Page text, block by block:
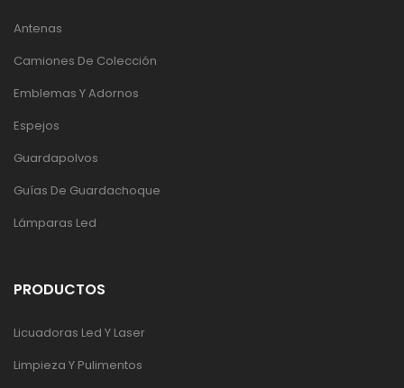
Antenas
Camiones De Colección
Emblemas Y Adornos
Espejos
Guardapolvos
Guías De Guardachoque
Lámparas Led
PRODUCTOS
Licuadoras Led Y Laser
Limpieza Y Pulimentos